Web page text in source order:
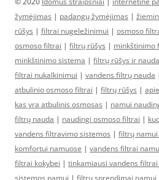
žymėjimas | padangų žymėjimas |
rūšys | filtrai nugeležinimui | osmoso
osmoso filtrai | filtrų rūšys | minkštinimo
minkštinimo sistema | filtrų rūšys ir nauda
filtrai nukalkinimui | vandens filtrų nauda
atbulinio osmoso filtrai | filtrų rūšys |
kas yra atbulinis osmosas | namui
filtrų nauda | naudingi osmoso filtrai |
vandens filtravimo sistemos | filtrų
komfortui namuose | vandens filtrai
filtrai kokybei | tinkamiausi vandens
sistemos namui | filtrų sprendimai namui